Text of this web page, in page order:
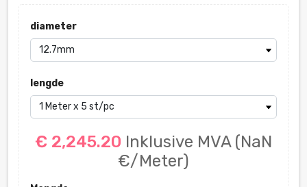
diameter
lengde
€ 2,245.20 Inklusive MVA (NaN
€/Meter)